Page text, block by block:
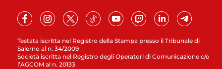
Testata iscritta nel Registro della Stampa presso il Tribunale di
Salerno al n. 34/2009
Società iscritta nel Registro degli Operatori di Comunicazione c/o
l’AGCOM al n. 20133